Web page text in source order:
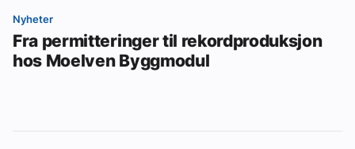
Nyheter
Fra permitteringer til rekordproduksjon
hos Moelven Byggmodul